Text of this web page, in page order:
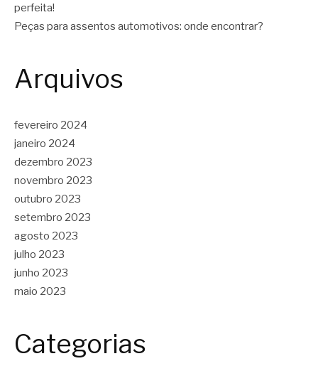
perfeita!
Peças para assentos automotivos: onde encontrar?
Arquivos
fevereiro 2024
janeiro 2024
dezembro 2023
novembro 2023
outubro 2023
setembro 2023
agosto 2023
julho 2023
junho 2023
maio 2023
Categorias